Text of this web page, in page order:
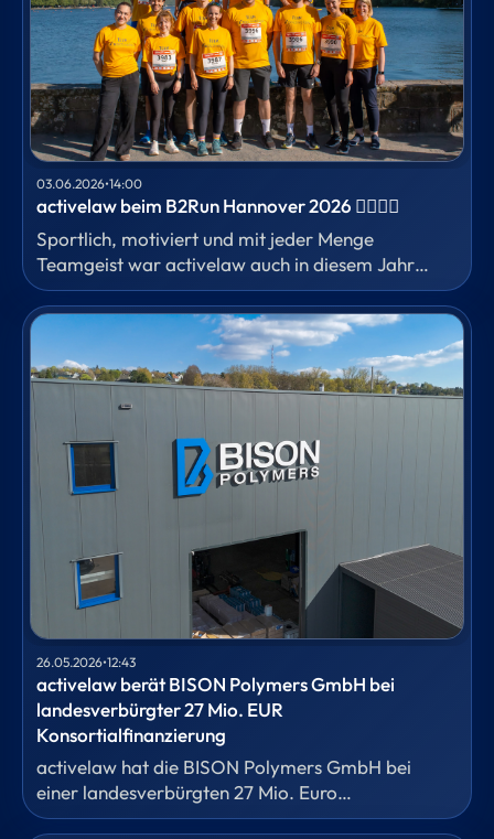
03.06.2026•14:00
activelaw beim B2Run Hannover 2026 🏃‍♀️🏃‍♂️
Sportlich, motiviert und mit jeder Menge
Teamgeist war activelaw auch in diesem Jahr
wieder beim B2Run in Hannover vertreten.
26.05.2026•12:43
activelaw berät BISON Polymers GmbH bei
landesverbürgter 27 Mio. EUR
Konsortialfinanzierung
activelaw hat die BISON Polymers GmbH bei
einer landesverbürgten 27 Mio. Euro
Konsortialfinanzierung durch ein